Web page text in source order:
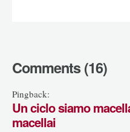
Comments (16)
Pingback:
Un ciclo siamo
macellai